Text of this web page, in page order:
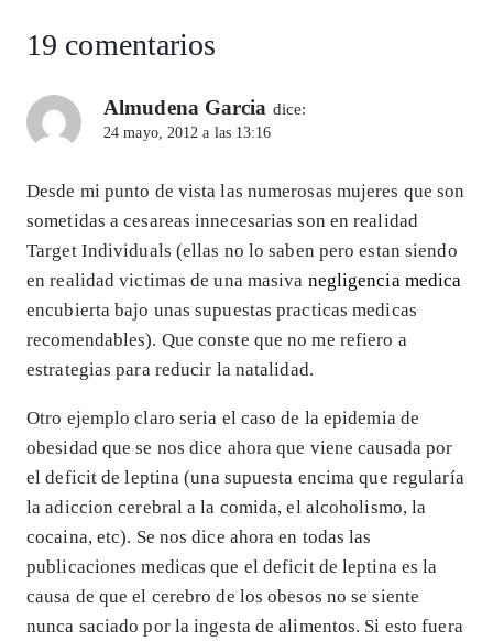
19 comentarios
Almudena Garcia dice:
24 mayo, 2012 a las 13:16
Desde mi punto de vista las numerosas mujeres que son
sometidas a cesareas innecesarias son en realidad
Target Individuals (ellas no lo saben pero estan siendo
en realidad victimas de una masiva negligencia medica
encubierta bajo unas supuestas practicas medicas
recomendables). Que conste que no me refiero a
estrategias para reducir la natalidad.
Otro ejemplo claro seria el caso de la epidemia de
obesidad que se nos dice ahora que viene causada por
el deficit de leptina (una supuesta encima que regularía
la adiccion cerebral a la comida, el alcoholismo, la
cocaina, etc). Se nos dice ahora en todas las
publicaciones medicas que el deficit de leptina es la
causa de que el cerebro de los obesos no se siente
nunca saciado por la ingesta de alimentos. Si esto fuera